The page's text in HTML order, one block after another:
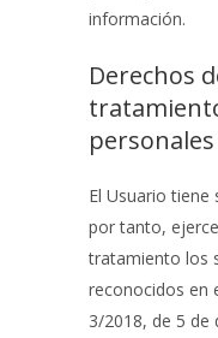
información.
Derechos
personales
El Usuario tiene
por tanto,
tratamiento los
reconocidos en
3/2018, de 5 de